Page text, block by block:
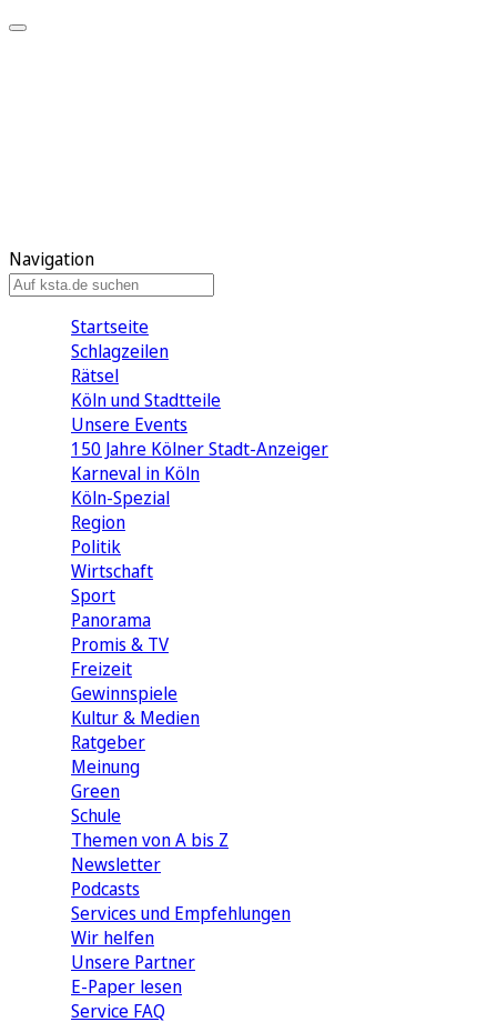
Navigation
Startseite
Schlagzeilen
Rätsel
Köln und Stadtteile
Unsere Events
150 Jahre Kölner Stadt-Anzeiger
Karneval in Köln
Köln-Spezial
Region
Politik
Wirtschaft
Sport
Panorama
Promis & TV
Freizeit
Gewinnspiele
Kultur & Medien
Ratgeber
Meinung
Green
Schule
Themen von A bis Z
Newsletter
Podcasts
Services und Empfehlungen
Wir helfen
Unsere Partner
E-Paper lesen
Service FAQ